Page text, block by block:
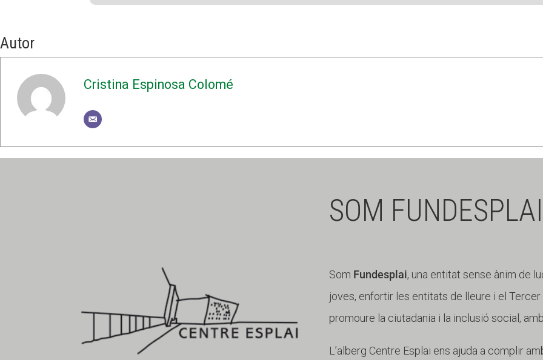
Autor
Cristina Espinosa Colomé
SOM FUNDESPLAI
Som Fundesplai, una entitat sense ànim de
joves, enfortir les entitats de lleure i el
promoure la ciutadania i la inclusió social,
L’alberg Centre Esplai ens ajuda a complir